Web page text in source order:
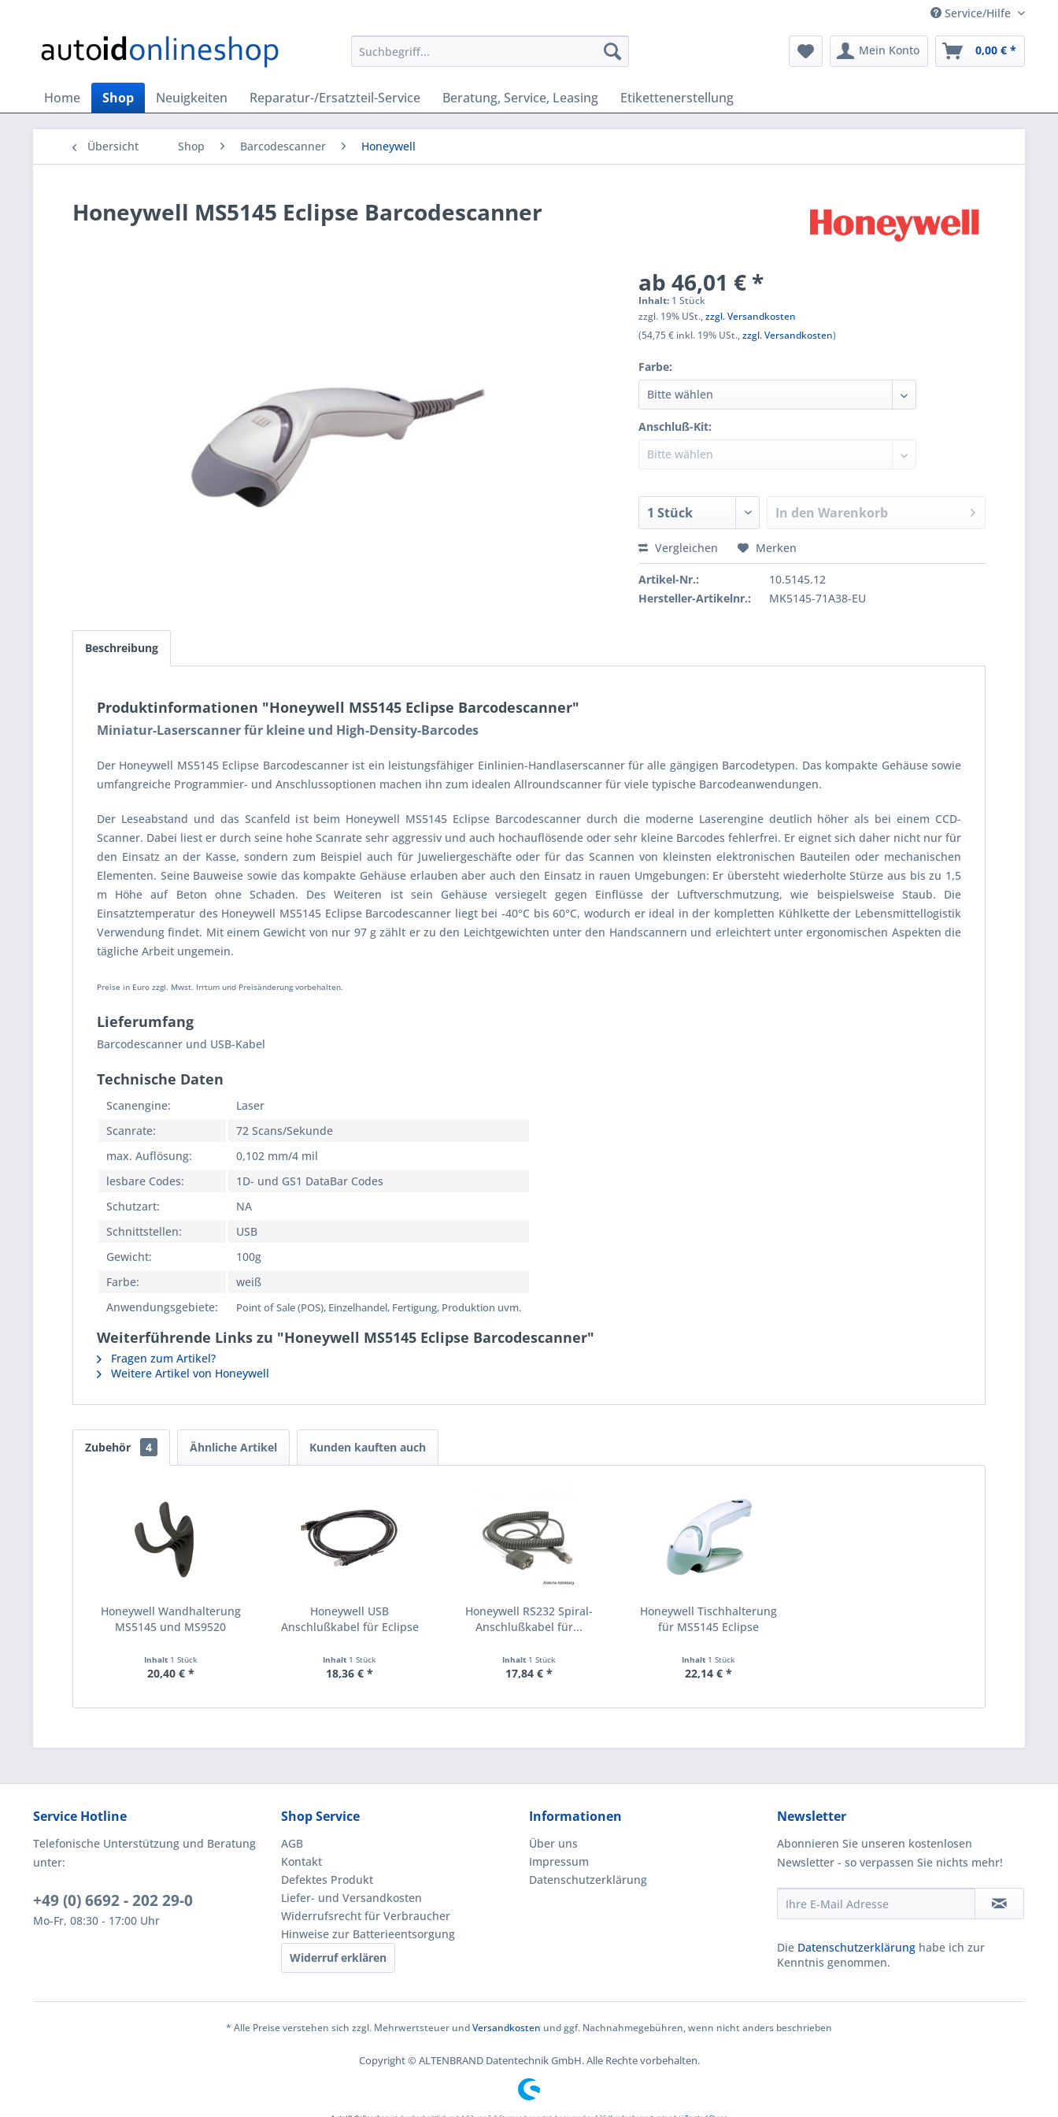
Service/Hilfe
Mein Konto 0,00 € *
Home Shop Neuigkeiten Reparatur-/Ersatzteil-Service Beratung, Service, Leasing Etikettenerstellung
Übersicht Shop Barcodescanner Honeywell
Honeywell MS5145 Eclipse Barcodescanner
ab 46,01 € *
Inhalt: 1 Stück
zzgl. 19% USt.,zzgl. Versandkosten
(54,75 € inkl. 19% USt.,zzgl. Versandkosten)
Farbe:
Anschluß-Kit:
In den Warenkorb
Vergleichen Merken
Artikel-Nr.:
10.5145.12
Hersteller-Artikelnr.:
MK5145-71A38-EU
Beschreibung
Produktinformationen "Honeywell MS5145 Eclipse Barcodescanner"
Miniatur-Laserscanner für kleine und High-Density-Barcodes
Der Honeywell MS5145 Eclipse Barcodescanner ist ein leistungsfähiger Einlinien-Handlaserscanner für alle gängigen Barcodetypen. Das kompakte Gehäuse sowie
umfangreiche Programmier- und Anschlussoptionen machen ihn zum idealen Allroundscanner für viele typische Barcodeanwendungen.
Der Leseabstand und das Scanfeld ist beim Honeywell MS5145 Eclipse Barcodescanner durch die moderne Laserengine deutlich höher als bei einem CCD-
Scanner. Dabei liest er durch seine hohe Scanrate sehr aggressiv und auch hochauflösende oder sehr kleine Barcodes fehlerfrei. Er eignet sich daher nicht nur für
den Einsatz an der Kasse, sondern zum Beispiel auch für Juweliergeschäfte oder für das Scannen von kleinsten elektronischen Bauteilen oder mechanischen
Elementen. Seine Bauweise sowie das kompakte Gehäuse erlauben aber auch den Einsatz in rauen Umgebungen: Er übersteht wiederholte Stürze aus bis zu 1,5
m Höhe auf Beton ohne Schaden. Des Weiteren ist sein Gehäuse versiegelt gegen Einflüsse der Luftverschmutzung, wie beispielsweise Staub. Die
Einsatztemperatur des Honeywell MS5145 Eclipse Barcodescanner liegt bei -40°C bis 60°C, wodurch er ideal in der kompletten Kühlkette der Lebensmittellogistik
Verwendung findet. Mit einem Gewicht von nur 97 g zählt er zu den Leichtgewichten unter den Handscannern und erleichtert unter ergonomischen Aspekten die
tägliche Arbeit ungemein.
Preise in Euro zzgl. Mwst. Irrtum und Preisänderung vorbehalten.
Lieferumfang
Barcodescanner und USB-Kabel
Technische Daten
Scanengine:
Laser
Scanrate:
72 Scans/Sekunde
max. Auflösung:
0,102 mm/4 mil
lesbare Codes:
1D- und GS1 DataBar Codes
Schutzart:
NA
Schnittstellen:
USB
Gewicht:
100g
Farbe:
weiß
Anwendungsgebiete:
Point of Sale (POS), Einzelhandel, Fertigung, Produktion uvm.
Weiterführende Links zu "Honeywell MS5145 Eclipse Barcodescanner"
Fragen zum Artikel?
Weitere Artikel von Honeywell
Zubehör 4 Ähnliche Artikel Kunden kauften auch
Honeywell Wandhalterung
MS5145 und MS9520
Inhalt 1 Stück
20,40 € *
Honeywell USB
Anschlußkabel für Eclipse
Inhalt 1 Stück
18,36 € *
Honeywell RS232 Spiral-
Anschlußkabel für...
Inhalt 1 Stück
17,84 € *
Honeywell Tischhalterung
für MS5145 Eclipse
Inhalt 1 Stück
22,14 € *
Service Hotline
Telefonische Unterstützung und Beratung
unter:
+49 (0) 6692 - 202 29-0
Mo-Fr, 08:30 - 17:00 Uhr
Shop Service
AGB
Kontakt
Defektes Produkt
Liefer- und Versandkosten
Widerrufsrecht für Verbraucher
Hinweise zur Batterieentsorgung
Widerruf erklären
Informationen
Über uns
Impressum
Datenschutzerklärung
Newsletter
Abonnieren Sie unseren kostenlosen
Newsletter - so verpassen Sie nichts mehr!
Die Datenschutzerklärung habe ich zur
Kenntnis genommen.
* Alle Preise verstehen sich zzgl. Mehrwertsteuer undVersandkosten und ggf. Nachnahmegebühren, wenn nicht anders beschrieben
Copyright © ALTENBRAND Datentechnik GmbH. Alle Rechte vorbehalten.